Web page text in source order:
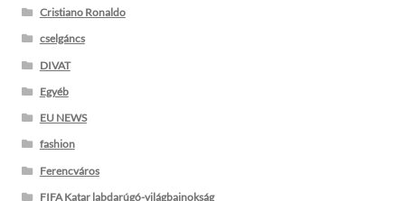
Cristiano Ronaldo
cselgáncs
DIVAT
Egyéb
EU NEWS
fashion
Ferencváros
FIFA Katar labdarúgó-világbajnokság